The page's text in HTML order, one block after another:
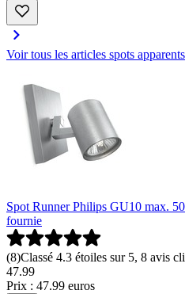
Voir tous les articles spots apparents
Spot Runner Philips GU10 max.
fournie
(8)Classé 4.3 étoiles sur 5, 8 avis
47.99
Prix : 47.99 euros